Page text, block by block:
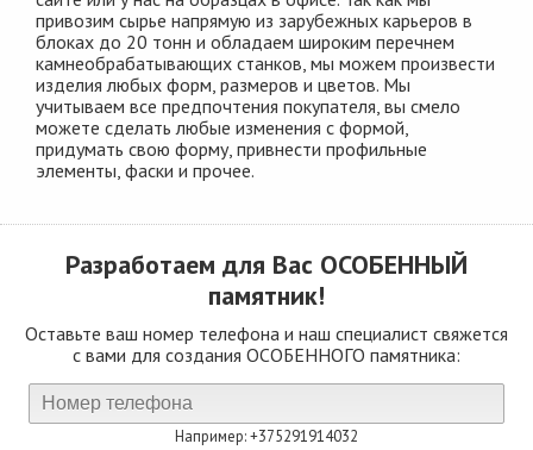
привозим сырье напрямую из зарубежных карьеров в
блоках до 20 тонн и обладаем широким перечнем
камнеобрабатывающих станков, мы можем произвести
изделия любых форм, размеров и цветов. Мы
учитываем все предпочтения покупателя, вы смело
можете сделать любые изменения с формой,
придумать свою форму, привнести профильные
элементы, фаски и прочее.
Разработаем для Вас ОСОБЕННЫЙ
памятник!
Оставьте ваш номер телефона и наш специалист свяжется
с вами для создания ОСОБЕННОГО памятника:
Например: +375291914032